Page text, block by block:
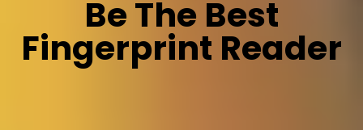
Be The Best
Fingerprint Reader